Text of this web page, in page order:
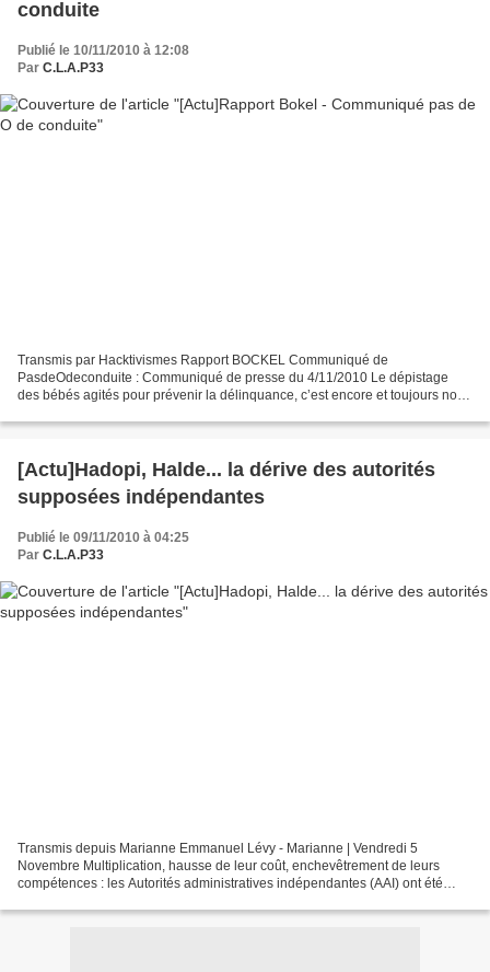
conduite
Publié le 10/11/2010 à 12:08
Par C.L.A.P33
Transmis par Hacktivismes Rapport BOCKEL Communiqué de
PasdeOdeconduite : Communiqué de presse du 4/11/2010 Le dépistage
des bébés agités pour prévenir la délinquance, c’est encore et toujours non !
[Actu]Hadopi, Halde... la dérive des autorités
supposées indépendantes
Publié le 09/11/2010 à 04:25
Par C.L.A.P33
Transmis depuis Marianne Emmanuel Lévy - Marianne | Vendredi 5
Novembre Multiplication, hausse de leur coût, enchevêtrement de leurs
compétences : les Autorités administratives indépendantes (AAI) ont été